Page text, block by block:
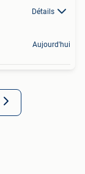
Détails
Aujourd'hui